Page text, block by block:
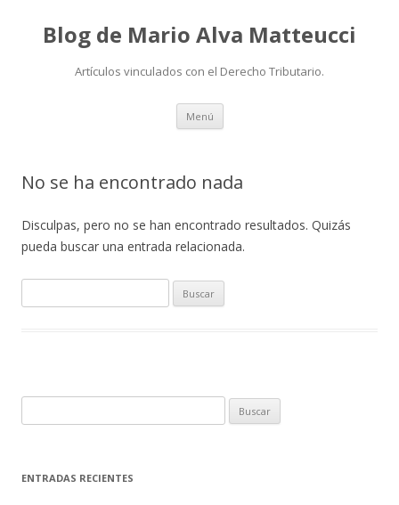
Blog de Mario Alva Matteucci
Artículos vinculados con el Derecho Tributario.
Menú Ir
contenido
No se ha encontrado nada
Disculpas, pero no se han encontrado resultados. Quizás
pueda buscar una entrada relacionada.
u
r
u
c
ENTRADAS RECIENTES